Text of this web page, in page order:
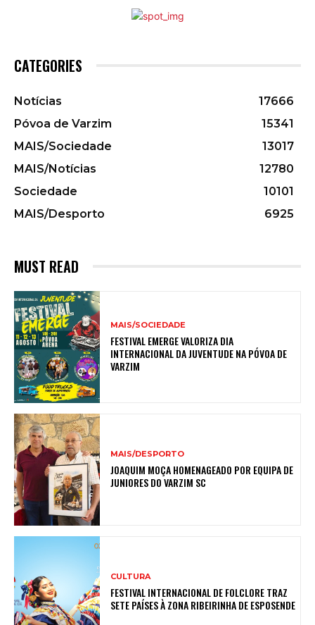
CATEGORIES
Notícias
17666
Póvoa de Varzim
15341
MAIS/Sociedade
13017
MAIS/Notícias
12780
Sociedade
10101
MAIS/Desporto
6925
MUST READ
MAIS/SOCIEDADE
FESTIVAL EMERGE VALORIZA DIA
INTERNACIONAL DA JUVENTUDE NA PÓVOA DE
VARZIM
MAIS/DESPORTO
JOAQUIM MOÇA HOMENAGEADO POR EQUIPA DE
JUNIORES DO VARZIM SC
CULTURA
FESTIVAL INTERNACIONAL DE FOLCLORE TRAZ
SETE PAÍSES À ZONA RIBEIRINHA DE ESPOSENDE